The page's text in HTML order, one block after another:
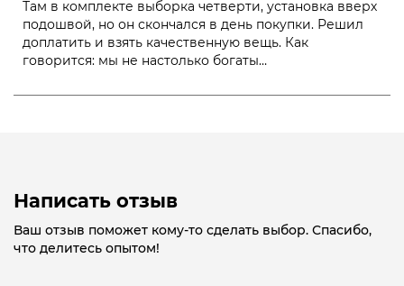
Там в комплекте выборка четверти, установка вверх
подошвой, но он скончался в день покупки. Решил
доплатить и взять качественную вещь. Как
говорится: мы не настолько богаты…
Написать отзыв
Ваш отзыв поможет кому-то сделать выбор. Спасибо,
что делитесь опытом!